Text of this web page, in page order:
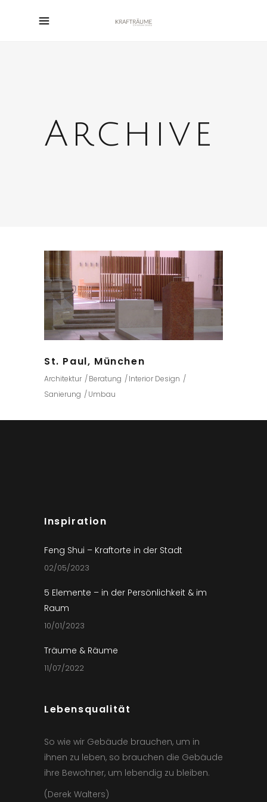
Archive
St. Paul, München
Architektur Beratung
Interior Design
Sanierung
Umbau
Inspiration
Feng Shui – Kraftorte in der Stadt
02/05/2023
5 Elemente – in der Persönlichkeit & im
Raum
10/01/2023
Träume & Räume
11/07/2022
Lebensqualität
So wie wir Gebäude brauchen, um in
ihnen zu leben, so brauchen die Gebäude
ihre Bewohner, um lebendig zu bleiben.
(Derek Walters)